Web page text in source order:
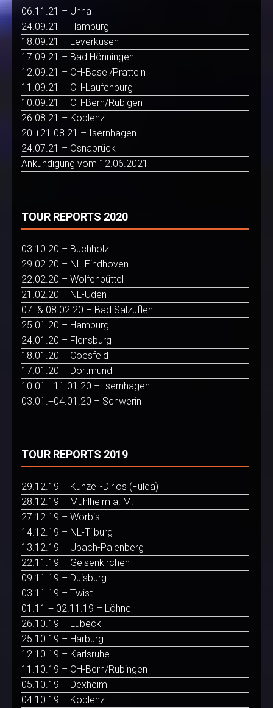
06.11.21 – Unna
24.09.21 – Hamburg
18.09.21 – Leverkusen
17.09.21 – Bad Hönningen
12.09.21 – CH-Basel/Pratteln
11.09.21 – CH-Laufenburg
10.09.21 – CH-Bern/Rubigen
26.08.21 – Koblenz
20.+21.08.21 – Isernhagen
24.07.21 – Osnabrück
Ankündigung vom 12.06.2021
TOUR REPORTS 2020
03.10.20 – Buchholz
29.02.20 – NL-Eindhoven
22.02.20 – Wolfenbüttel
21.02.20 – NL-Uden
07. & 08.02.20 – Bad Salzuflen
25.01.20 – Hamburg
24.01.20 – Flensburg
18.01.20 – Coesfeld
17.01.20 – Dortmund
10.01.+11.01.20 – Isernhagen
03.01.+04.01.20 – Schwerin
TOUR REPORTS 2019
29.12.19 – Künzell-Dirlos (Fulda)
28.12.19 – Mühlheim a. M.
27.12.19 – Worbis
14.12.19 – NL-Tilburg
13.12.19 – Übach-Palenberg
22.11.19 – Gelsenkirchen
09.11.19 – Duisburg
03.11.19 – Twist
01.11 + 02.11.19 – Löhne
26.10.19 – Lübeck
25.10.19 – Harburg
12.10.19 – Karlsruhe
11.10.19 – CH-Bern/Rubingen
05.10.19 – Dexheim
04.10.19 – Koblenz